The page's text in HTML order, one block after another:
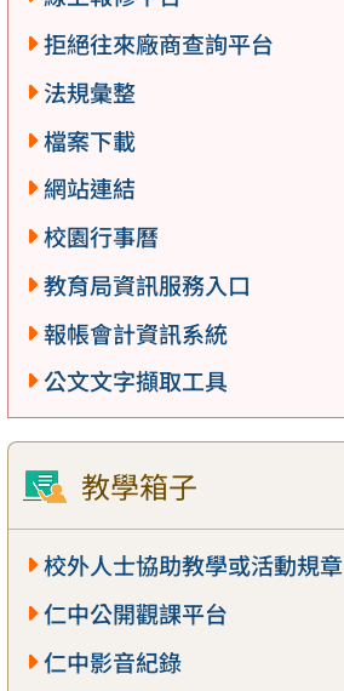
拒絕往來廠商查詢平台
法規彙整
檔案下載
網站連結
校園行事曆
教育局資訊服務入口
報帳會計資訊系統
公文文字擷取工具
教學箱子
校外人士協助教學或活動規章
仁中公開觀課平台
仁中影音紀錄